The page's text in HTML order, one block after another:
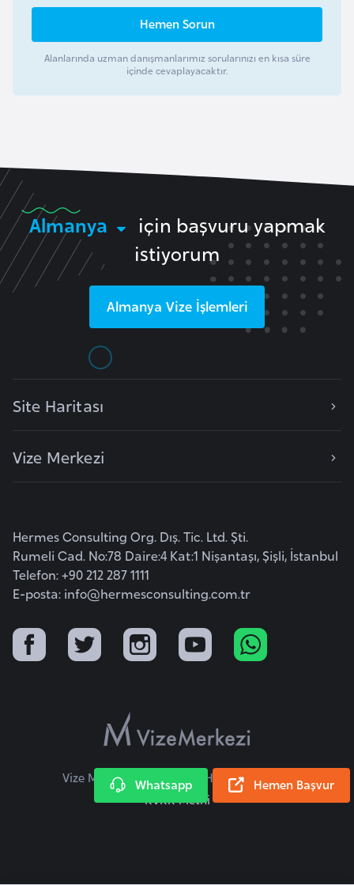
Hemen Sorun
Alanlarında uzman danışmanlarımız sorularınızı en kısa süre
içinde cevaplayacaktır.
Almanya
için başvuru yapmak
istiyorum
Almanya Vize İşlemleri
Site Haritası
Vize Merkezi
Hermes Consulting Org. Dış. Tic. Ltd. Şti.
Rumeli Cad. No:78 Daire:4 Kat:1 Nişantaşı, Şişli, İstanbul
Telefon: +90 212 287 1111
E-posta: info@hermesconsulting.com.tr
Vize Merkezi © 2026 Tüm Hakları Saklıdır.
KVKK Metni
d
l
a
r
u
s
k
i
n
B
o
s
n
Hemen Başvur
Whatsapp